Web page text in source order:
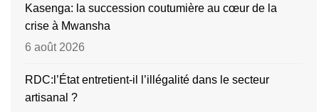
Kasenga: la succession coutumière au cœur de la
crise à Mwansha
6 août 2026
RDC:l’État entretient-il l’illégalité dans le secteur
artisanal ?